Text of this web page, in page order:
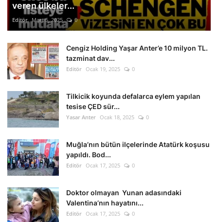
veren ülkeler...
Editör Mart 5, 2025 0
Cengiz Holding Yaşar Anter’e 10 milyon TL.
tazminat dav...
Editör Ocak 19, 2025 0
Tilkicik koyunda defalarca eylem yapılan
tesise ÇED sür...
Yasar Anter Ocak 18, 2025 0
Muğla’nın bütün ilçelerinde Atatürk koşusu
yapıldı. Bod...
Editör Ocak 17, 2025 0
Doktor olmayan Yunan adasındaki
Valentina’nın hayatını...
Editör Ocak 17, 2025 0